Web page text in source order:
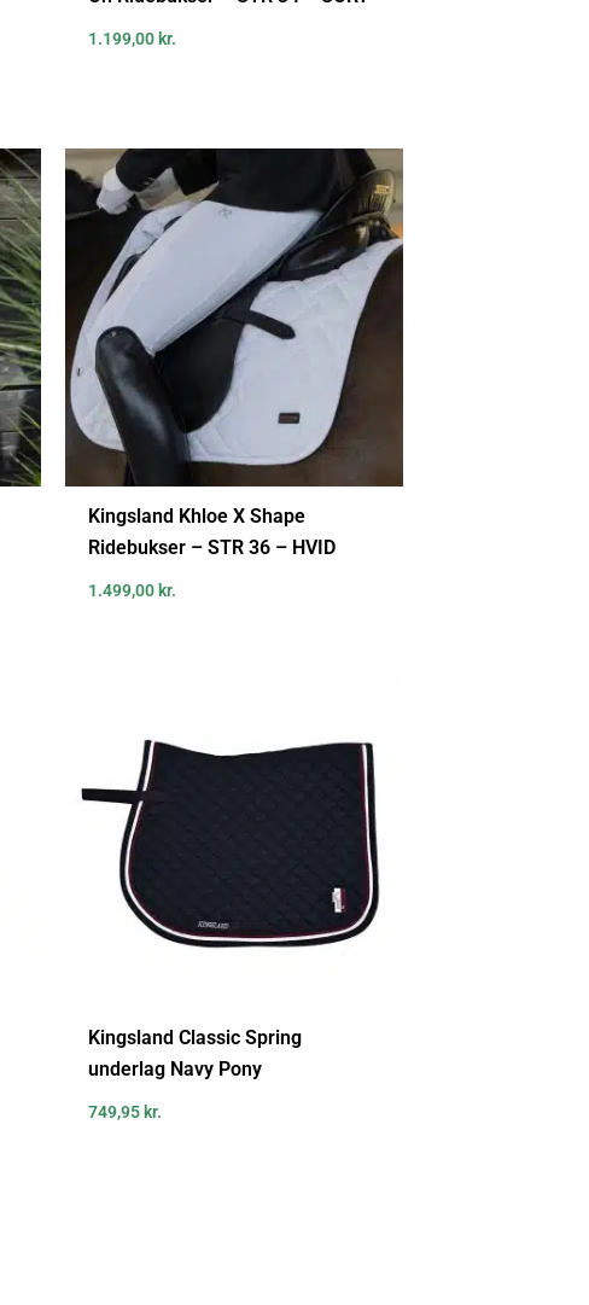
1.199,00 kr.
Kingsland Khloe X Shape
Ridebukser – STR 36 – HVID
1.499,00 kr.
Kingsland Classic Spring
underlag Navy Pony
749,95 kr.